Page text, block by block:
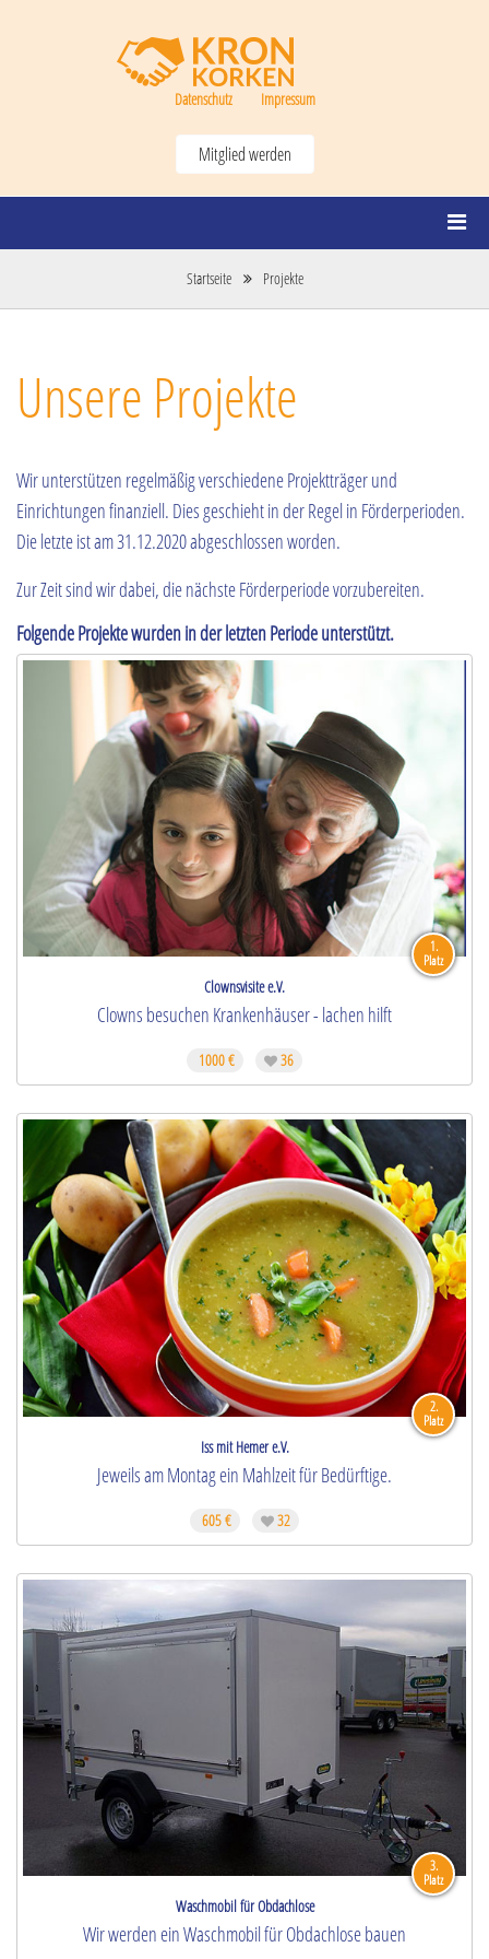
Datenschutz Impressum
Mitglied werden
Startseite Projekte
Unsere Projekte
Wir unterstützen regelmäßig verschiedene Projektträger und
Einrichtungen finanziell. Dies geschieht in der Regel in Förderperioden.
Die letzte ist am 31.12.2020 abgeschlossen worden.
Zur Zeit sind wir dabei, die nächste Förderperiode vorzubereiten.
Folgende Projekte wurden in der letzten Periode unterstützt.
1.
Platz
Clownsvisite e.V.
Clowns besuchen Krankenhäuser - lachen hilft
1000 € 36
2.
Platz
Iss mit Hemer e.V.
Jeweils am Montag ein Mahlzeit für Bedürftige.
605 € 32
3.
Platz
Waschmobil für Obdachlose
Wir werden ein Waschmobil für Obdachlose bauen